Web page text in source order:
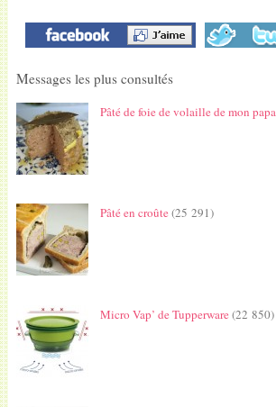
Messages les plus consultés
Pâté de foie de volaille de mon papa
Pâté en croûte(25 291)
Micro Vap’ de Tupperware(22 850)